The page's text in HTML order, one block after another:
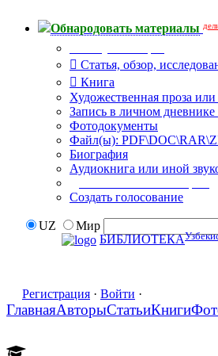
Обнародовать материалы
Статья, обзор,
Книга
Художественная проза или
Запись в личном дневнике
Фотодокументы
Файл(ы):
Биография
Аудиокнига или иной
Создать голосование
UZ
Мир
БИБЛИОТЕКА
Регистрация · Войти ·
ГлавнаяАвторыСтатьиКниги